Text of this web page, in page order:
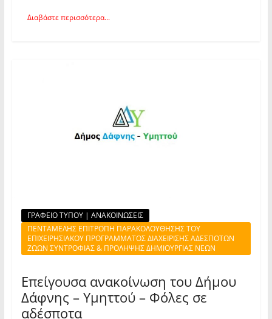
Διαβάστε περισσότερα...
ΓΡΑΦΕΙΟ ΤΥΠΟΥ | ΑΝΑΚΟΙΝΩΣΕΙΣ
ΠΕΝΤΑΜΕΛΗΣ ΕΠΙΤΡΟΠΗ ΠΑΡΑΚΟΛΟΥΘΗΣΗΣ ΤΟΥ
ΕΠΙΧΕΙΡΗΣΙΑΚΟΥ ΠΡΟΓΡΑΜΜΑΤΟΣ ΔΙΑΧΕΙΡΙΣΗΣ ΑΔΕΣΠΟΤΩΝ
ΖΩΩΝ ΣΥΝΤΡΟΦΙΑΣ & ΠΡΟΛΗΨΗΣ ΔΗΜΙΟΥΡΓΙΑΣ ΝΕΩΝ
Επείγουσα ανακοίνωση του Δήμου
Δάφνης – Υμηττού – Φόλες σε
αδέσποτα